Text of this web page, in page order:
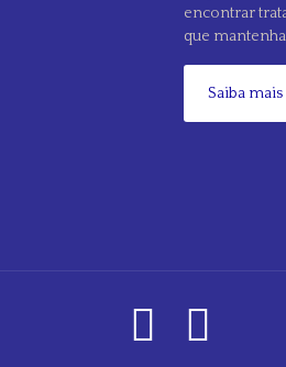
encontrar
que
Saiba mais